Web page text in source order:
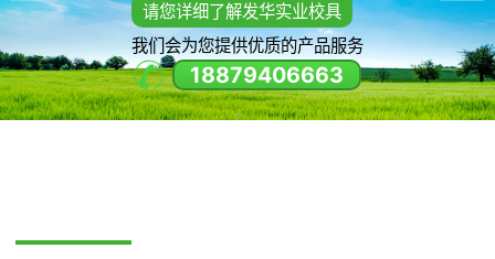
请您详细了解发华实业校具
我们会为您提供优质的产品服务
18879406663